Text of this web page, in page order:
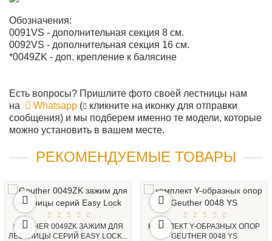
Обозначения:
0091VS - дополнительная секция 8 см.
0092VS - дополнительная секция 16 см.
*0049ZK - доп. крепление к балясине
Есть вопросы? Пришлите фото своей лестницы нам
на
Whatsapp (
кликните на иконку для отправки
сообщения) и мы подберем именно те модели, которые
можно установить в вашем месте.
РЕКОМЕНДУЕМЫЕ ТОВАРЫ
GEUTHER 0049ZK ЗАЖИМ ДЛЯ
ЛЕСТНИЦЫ СЕРИЙ EASY LOCK...
КОМПЛЕКТ Y-ОБРАЗНЫХ ОПОР
GEUTHER 0048 YS